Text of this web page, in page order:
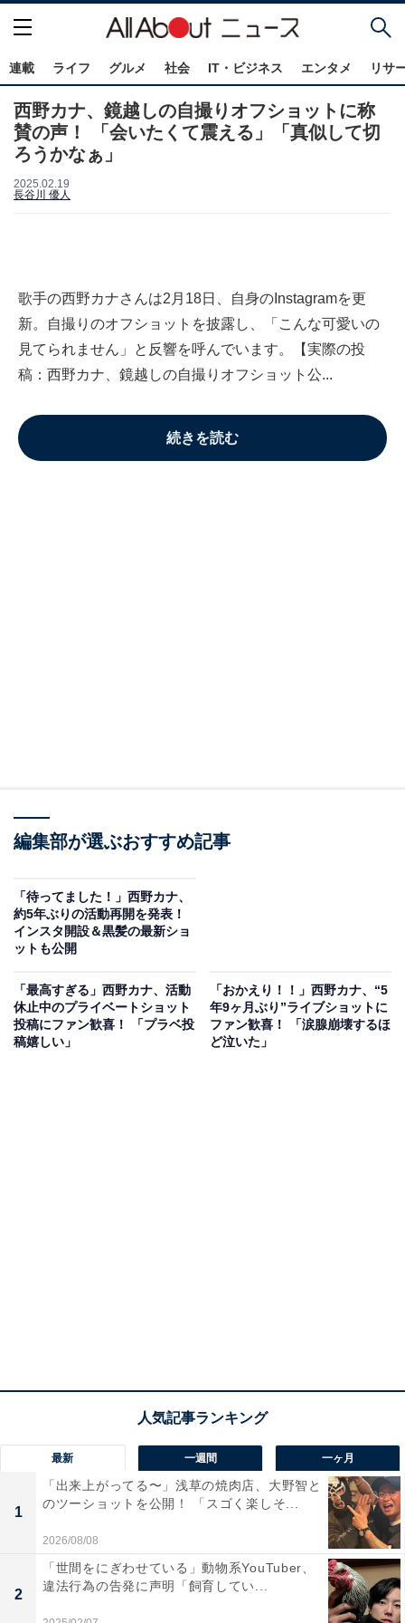
連載 ライフ グルメ 社会 IT・ビジネス エンタメ リサ
西野カナ、鏡越しの自撮りオフショットに称
賛の声！ 「会いたくて震える」「真似して切
ろうかなぁ」
2025.02.19
長谷川 優人
歌手の西野カナさんは2月18日、自身のInstagramを更
新。自撮りのオフショットを披露し、「こんな可愛いの
見てられません」と反響を呼んでいます。【実際の投
稿：西野カナ、鏡越しの自撮りオフショット公...
続きを読む
編集部が選ぶおすすめ記事
「待ってました！」西野カナ、
約5年ぶりの活動再開を発表！
インスタ開設＆黒髪の最新ショ
ットも公開
「最高すぎる」西野カナ、活動
休止中のプライベートショット
投稿にファン歓喜！ 「プラベ投
稿嬉しい」
「おかえり！！」西野カナ、“5
年9ヶ月ぶり”ライブショットに
ファン歓喜！ 「涙腺崩壊するほ
ど泣いた」
最新 一週間 一ヶ月
1
「出来上がってる〜」浅草の焼肉店、大野智と
のツーショットを公開！ 「スゴく楽しそ...
2026/08/08
2
「世間をにぎわせている」動物系YouTuber、
違法行為の告発に声明「飼育してい...